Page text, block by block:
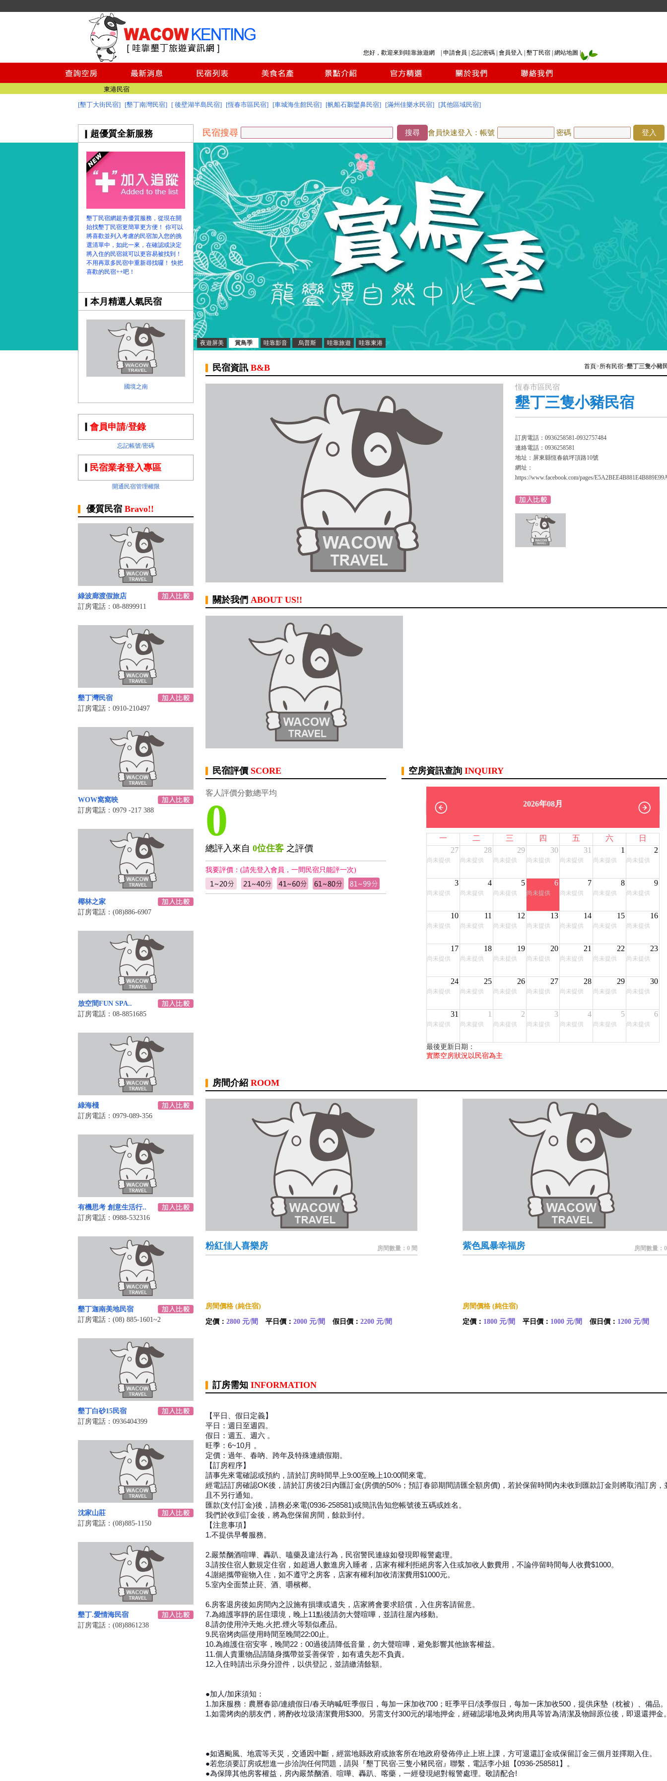
您好，歡迎來到哇靠旅遊網 | 申請會員 忘記密碼 會員登入 墾丁民宿 網站地圖
墾丁民宿
墾丁民宿空房查詢
墾丁民宿推薦
台南民宿
東港民宿
墾丁民宿
墾丁民宿空房查詢
墾丁民宿推薦
台南民宿
東港民宿
[墾丁大街民宿] [墾丁南灣民宿] [ 後壁湖半島民宿] [恆春市區民宿] [車城海生館民宿] [帆船石鵝鑾鼻民宿] [滿州佳樂水民宿] [其他區域民宿]
超優質全新服務
墾丁民宿網超夯優質服務，從現在開
始找墾丁民宿更簡單更方便！ 你可以
將喜歡並列入考慮的民宿加入您的挑
選清單中，如此一來，在確認或決定
將入住的民宿就可以更容易被找到！
不用再眾多民宿中重新尋找囉！ 快把
喜歡的民宿++吧！
本月精選人氣民宿
國境之南
夜遊屏美 賞鳥季 哇靠影音 烏普斯 哇靠旅遊 哇靠東港
民宿搜尋 搜尋 會員快速登入：帳號 密碼 登入
會員申請/登錄
忘記帳號/密碼
民宿業者登入專區
開通民宿管理權限
優質民宿 Bravo!!
綠波廊渡假旅店‎
訂房電話：08-8899911
墾丁灣民宿
訂房電話：0910-210497
WOW窩窩映
訂房電話：0979 -217 388
椰林之家
訂房電話：(08)886-6907
放空間FUN SPA..
訂房電話：08-8851685
綠海棧
訂房電話：0979-089-356
有機思考 創意生活行..
訂房電話：0988-532316
墾丁迦南美地民宿
訂房電話：(08) 885-1601~2
墾丁白砂15民宿
訂房電話：0936404399
沈家山莊
訂房電話：(08)885-1150
墾丁.愛情海民宿
訂房電話：(08)8861238
民宿資訊 B&B 首頁>所有民宿>墾丁三隻小豬
恆春市區民宿
墾丁三隻小豬民宿
訂房電話：0936258581-0932757484
連絡電話：0936258581
地址：屏東縣恆春鎮坪頂路10號
網址：
https://www.facebook.com/pages/
關於我們 ABOUT US!!
民宿評價 SCORE
客人評價分數總平均
0
總評入來自 0位住客 之評價
我要評價：(請先登入會員，一間民宿只能評一次)
空房資訊查詢 INQUIRY
2026年08月
一 二 三 四 五 六
日
27
尚未提供
28
尚未提供
29
尚未提供
30
尚未提供
31
尚未提供
1
尚未提供
2
尚未提供
3
尚未提供
4
尚未提供
5
尚未提供
6
尚未提供
7
尚未提供
8
尚未提供
9
尚未提供
10
尚未提供
11
尚未提供
12
尚未提供
13
尚未提供
14
尚未提供
15
尚未提供
16
尚未提供
17
尚未提供
18
尚未提供
19
尚未提供
20
尚未提供
21
尚未提供
22
尚未提供
23
尚未提供
24
尚未提供
25
尚未提供
26
尚未提供
27
尚未提供
28
尚未提供
29
尚未提供
30
尚未提供
31
尚未提供
1
尚未提供
2
尚未提供
3
尚未提供
4
尚未提供
5
尚未提供
6
尚未提供
最後更新日期：
實際空房狀況以民宿為主
房間介紹 ROOM
粉紅佳人喜樂房 房間數量：0 間
房間價格 (純住宿)
定價： 2800 元/間 平日價： 2000 元/間 假日價： 2200 元/間
紫色風暴幸福房 房間數量：
房間價格 (純住宿)
定價： 1800 元/間 平日價： 1000 元/間 假日價： 1200 元/間
訂房需知 INFORMATION
【平日、假日定義】
平日：週日至週四。
假日：週五、週六 。
旺季：6~10月 。
定價：過年、春吶、跨年及特殊連續假期。
【訂房程序】
請事先來電確認或預約，請於訂房時間早上9:00至晚上10:00間來電。
經電話訂房確認OK後，請於訂房後2日內匯訂金(房價的50%；預訂春節期間請匯全額房價)，若於保留時間內未收到匯款訂金則將取消訂房，
且不另行通知。
匯款(支付訂金)後，請務必來電(0936-258581)或簡訊告知您帳號後五碼或姓名。
我們於收到訂金後，將為您保留房間，餘款到付。
【注意事項】
1.不提供早餐服務。
2.嚴禁酗酒喧嘩、轟趴、嗑藥及違法行為，民宿警民連線如發現即報警處理。
3.請按住宿人數規定住宿，如超過人數進房入睡者，店家有權利拒絕房客入住或加收人數費用 ， 不論停留時間每人收費$1000。
4.謝絕攜帶寵物入住，如不遵守之房客，店家有權利加收清潔費用$1000元。
5.室內全面禁止菸、酒、嚼檳榔。
6.房客退房後如房間內之設施有損壞或遺失，店家將會要求賠償，入住房客請留意。
7.為維護寧靜的居住環境，晚上11點後請勿大聲喧嘩，並請往屋內移動。
8.請勿使用沖天炮.火把.煙火等類似產品。
9.民宿烤肉區使用時間至晚間22:00止。
10.為維護住宿安寧，晚間22：00過後請降低音量，勿大聲喧嘩，避免影響其他旅客權益。
11.個人貴重物品請隨身攜帶並妥善保管，如有遺失恕不負責。
12.入住時請出示身分證件，以供登記，並請繳清餘額。
●加人/加床須知：
1.加床服務：農曆春節/連續假日/春天吶喊/旺季假日，每加一床加收700；旺季平日/淡季假日，每加一床加收500，提供床墊（枕被）、備品。
1.如需烤肉的朋友們，將酌收垃圾清潔費用$300。另需支付300元的場地押金，經確認場地及烤肉用具等皆為清潔及物歸原位後，即退還押金
●如遇颱風、地震等天災，交通因中斷，經當地縣政府或旅客所在地政府發佈停止上班上課，方可退還訂金或保留訂金三個月並擇期入住。
●若您須要訂房或想進一步洽詢任何問題，請與『墾丁民宿‧三隻小豬民宿』聯繫，電話李小姐【0936-258581】。
●為保障其他房客權益，房內嚴禁酗酒、喧嘩、轟趴、喀藥，一經發現絕對報警處理。敬請配合!